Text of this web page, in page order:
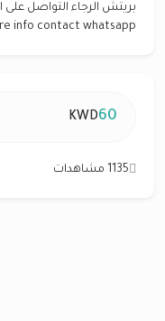
info contact whatsapp
60
KWD
1135 مشاهدات